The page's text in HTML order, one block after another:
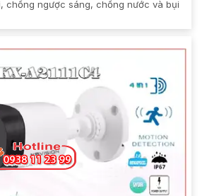
chống ngược sáng, chống nước và bụi